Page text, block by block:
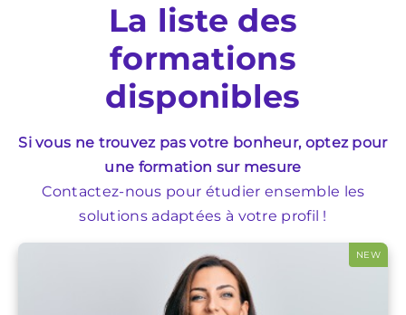
La liste des
formations
disponibles
Si vous ne trouvez pas votre bonheur, optez pour
une formation sur mesure
Contactez-nous pour étudier ensemble les
solutions adaptées à votre profil !
NEW